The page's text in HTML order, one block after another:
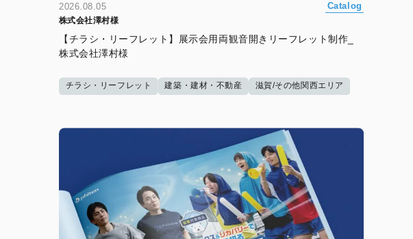
2026.08.05 Catalog
株式会社澤村様
【チラシ・リーフレット】展示会用両観音開きリーフレット制作_
株式会社澤村様
チラシ・リーフレット 建築・建材・不動産 滋賀/その他関西エリア